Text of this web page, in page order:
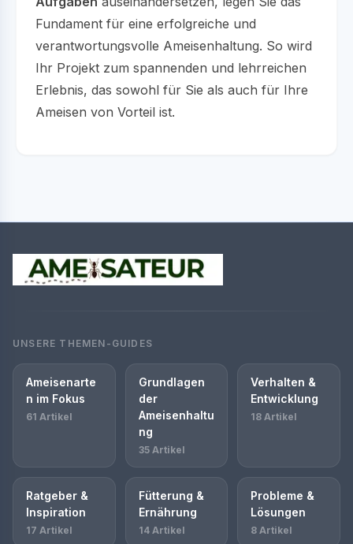
Fundament für eine erfolgreiche und
verantwortungsvolle Ameisenhaltung. So wird
Ihr Projekt zum spannenden und lehrreichen
Erlebnis, das sowohl für Sie als auch für Ihre
Ameisen von Vorteil ist.
UNSERE THEMEN-GUIDES
Ameisenarte
n im Fokus
61 Artikel
Grundlagen
der
Ameisenhaltu
ng
35 Artikel
Verhalten &
Entwicklung
18 Artikel
Ratgeber &
Inspiration
17 Artikel
Fütterung &
Ernährung
14 Artikel
Probleme &
Lösungen
8 Artikel